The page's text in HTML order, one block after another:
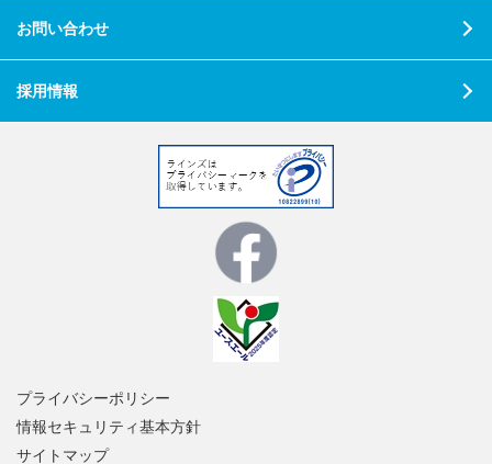
お問い合わせ
採用情報
プライバシーポリシー
情報セキュリティ基本方針
サイトマップ